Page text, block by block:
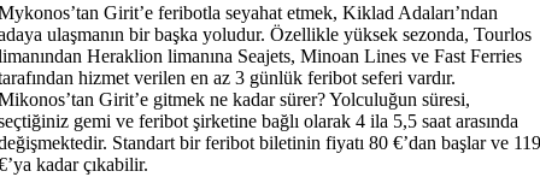
Girit’e feribotla seyahat etmek, Kiklad Adaları’ndan
ulaşmanın bir başka yoludur. Özellikle yüksek sezonda, Tourlos
Heraklion limanına Seajets, Minoan Lines ve Fast Ferries
hizmet verilen en az 3 günlük feribot seferi vardır.
Girit’e gitmek ne kadar sürer? Yolculuğun süresi,
gemi ve feribot şirketine bağlı olarak 4 ila 5,5 saat arasında
Standart bir feribot biletinin fiyatı 80 €’dan başlar ve 119
kadar çıkabilir.